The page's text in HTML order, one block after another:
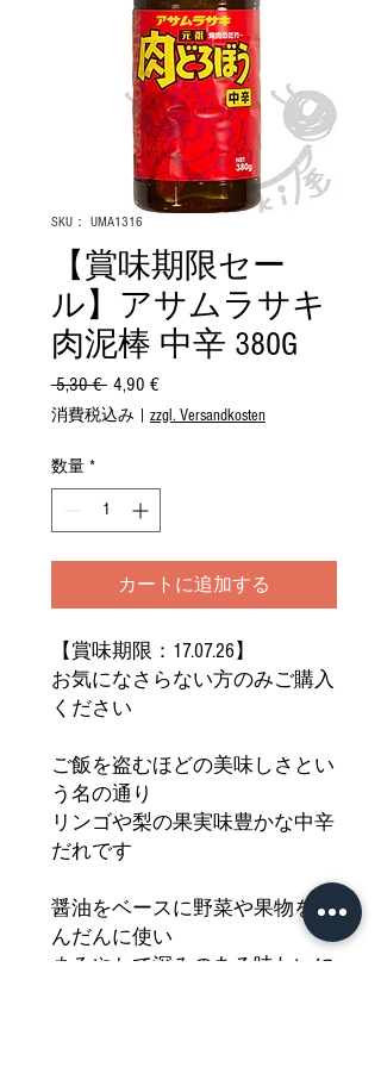
SKU： UMA1316
【賞味期限セー
ル】アサムラサキ
肉泥棒 中辛 380G
5,30 € 通
常
4,90 €セ
ー
格
消費税込み zzgl. Versandkosten
数量 *
カートに追加する
【賞味期限：17.07.26】
お気になさらない方のみご購入
ください
ご飯を盗むほどの美味しさとい
う名の通り
リンゴや梨の果実味豊かな中辛
だれです
醤油をベースに野菜や果物をふ
んだんに使い
まろやかで深みのある味わいに